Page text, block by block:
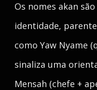
Os nomes akan
identidade,
como Yaw Nyame
sinaliza uma
Mensah (chefe +